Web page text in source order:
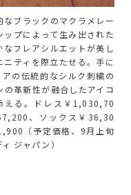
ブラックのマクラメレー
プによって生み出された
フレアシルエットが美し
ティを際立たせる。手に
の伝統的なシルク刺繍の
革新性が融合したアイコ
える。ドレス￥1,030,70
、ソックス￥36,30
（予定価格、9月上旬
ジャパン）